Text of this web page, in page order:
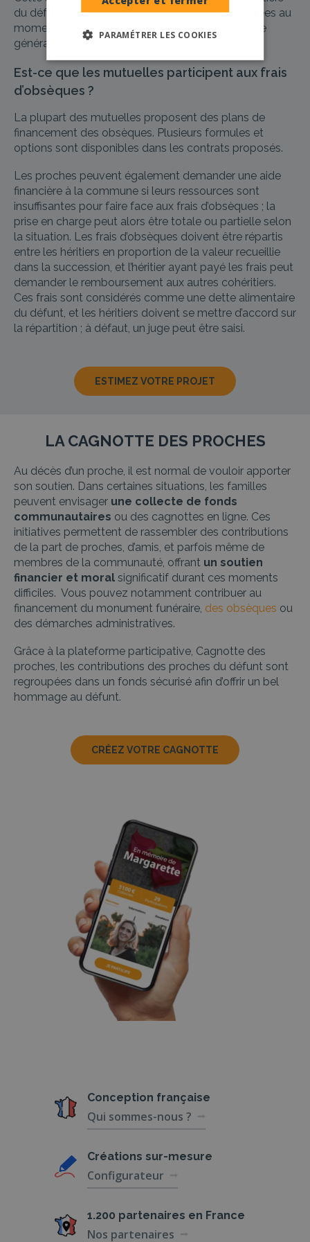
du défunt. Sont éligibles toutes personnes salariées au
moment de leur décès et qui cotisaient au régime
général de la sécurité sociale.
Est-ce que les mutuelles participent aux frais
d’obsèques ?
La plupart des mutuelles proposent des plans de
financement des obsèques. Plusieurs formules et
options sont disponibles dans les contrats proposés.
Les proches peuvent également demander une aide
financière à la commune si leurs ressources sont
insuffisantes pour faire face aux frais d’obsèques ; la
prise en charge peut alors être totale ou partielle selon
la situation. Les frais d’obsèques doivent être répartis
entre les héritiers en proportion de la valeur recueillie
dans la succession, et l’héritier ayant payé les frais peut
demander le remboursement aux autres cohéritiers.
Ces frais sont considérés comme une dette alimentaire
du défunt, et les héritiers doivent se mettre d’accord sur
la répartition ; à défaut, un juge peut être saisi.
ESTIMEZ VOTRE PROJET
LA CAGNOTTE DES PROCHES
Au décès d’un proche, il est normal de vouloir apporter
son soutien. Dans certaines situations, les familles
peuvent envisager une collecte de fonds
communautaires ou des cagnottes en ligne. Ces
initiatives permettent de rassembler des contributions
de la part de proches, d’amis, et parfois même de
membres de la communauté, offrant un soutien
financier et moral significatif durant ces moments
difficiles. Vous pouvez notamment contribuer au
financement du monument funéraire, des obsèques ou
des démarches administratives.
Grâce à la plateforme participative, Cagnotte des
proches, les contributions des proches du défunt sont
regroupées dans un fonds sécurisé afin d’offrir un bel
hommage au défunt.
CRÉEZ VOTRE CAGNOTTE
Conception française
Qui sommes-nous ?
Créations sur-mesure
Configurateur
1.200 partenaires en France
Nos partenaires
PARAMÉTRER LES COOKIES